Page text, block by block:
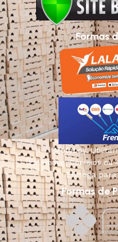
Formas
Motoboy,
(Lalamove, Correios ou
Entrega
Formas de